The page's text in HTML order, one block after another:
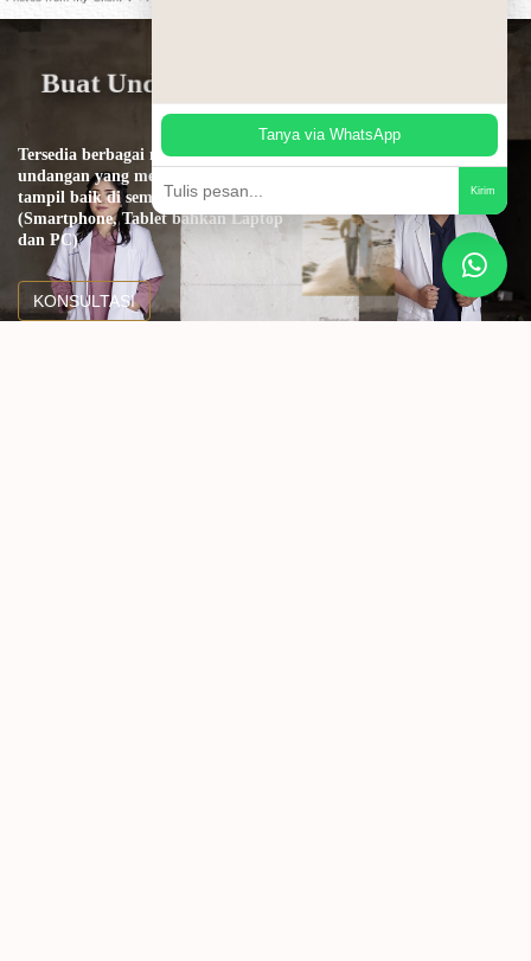
Buat Undangan
Tersedia berbagai macam desain
undangan yang menarik dan
tampil baik di semua perangkat
(Smartphone, Tablet bahkan Laptop
dan PC)
KONSULTASI Photos from my Client V
Tanya via WhatsApp
Kirim